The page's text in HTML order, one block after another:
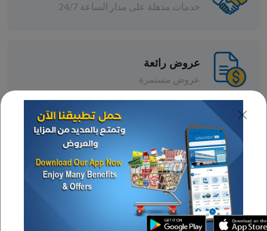
خدمات مذهلة على مدار الساعة 24/7
عروض رائعة
عروض مستمرة
تشكيلة واسعة
خصومات متنوعة
عمليات تحويل آمنة
مع جميع البطاقات الرئيسية